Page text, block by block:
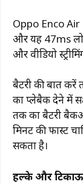
Oppo Enco Air
और यह 47ms
और वीडियो
बैटरी की बात करें
का प्लेबैक देने में
तक का बैटरी
मिनट की फास्ट
सकता है।
हल्के और टिकाऊ